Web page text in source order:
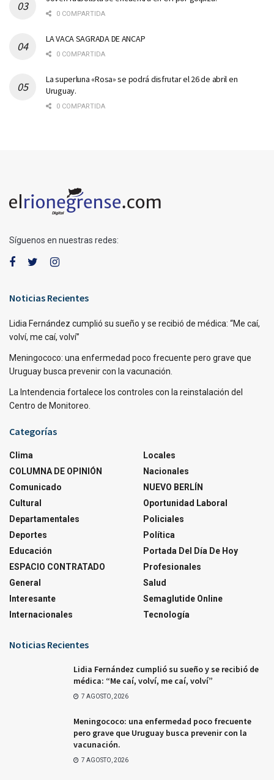
0 COMPARTIDA
LA VACA SAGRADA DE ANCAP
0 COMPARTIDA
La superluna «Rosa» se podrá disfrutar el 26 de abril en
Uruguay.
0 COMPARTIDA
Síguenos en nuestras redes:
Noticias Recientes
Lidia Fernández cumplió su sueño y se recibió de médica: “Me caí,
volví, me caí, volví”
Meningococo: una enfermedad poco frecuente pero grave que
Uruguay busca prevenir con la vacunación.
La Intendencia fortalece los controles con la reinstalación del
Centro de Monitoreo.
Categorías
Clima
COLUMNA DE OPINIÓN
Comunicado
Cultural
Departamentales
Deportes
Educación
ESPACIO CONTRATADO
General
Interesante
Internacionales
Locales
Nacionales
NUEVO BERLÍN
Oportunidad Laboral
Policiales
Política
Portada Del Día De Hoy
Profesionales
Salud
Semaglutide Online
Tecnología
Noticias Recientes
Lidia Fernández cumplió su sueño y se recibió de
médica: “Me caí, volví, me caí, volví”
7 AGOSTO, 2026
Meningococo: una enfermedad poco frecuente
pero grave que Uruguay busca prevenir con la
vacunación.
7 AGOSTO, 2026